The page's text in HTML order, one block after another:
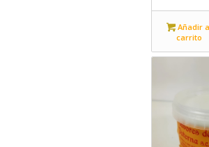
Añadir
carrito